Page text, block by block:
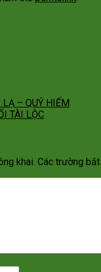
LẠ – QUÝ HIẾM
TÀI LỘC
khai. Các trường